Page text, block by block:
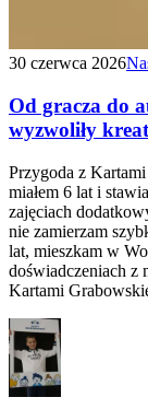
30 czerwca 2026
Od gracza do
wyzwoliły
Przygoda z
miałem 6 lat i
zajęciach
nie zamierzam
lat, mieszkam w
doświadczeniach z
Kartami